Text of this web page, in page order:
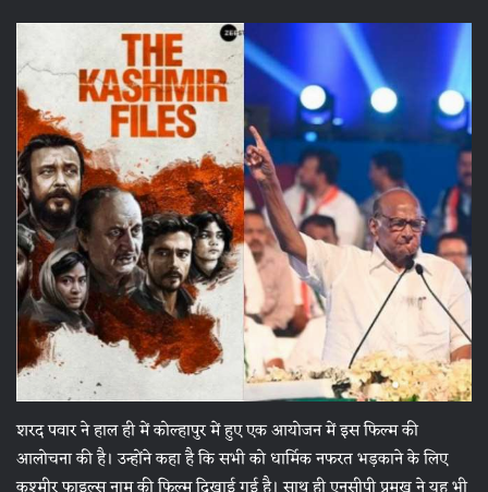
शरद पवार ने हाल ही में कोल्हापुर में हुए एक आयोजन में इस फिल्म की
आलोचना की है। उन्होंने कहा है कि सभी को धार्मिक नफरत भड़काने के लिए